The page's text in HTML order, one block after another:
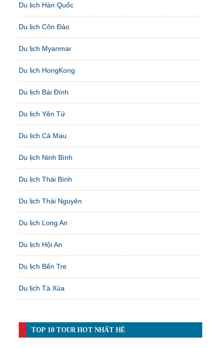
Du lịch Hàn Quốc
Du lịch Côn Đảo
Du lịch Myanmar
Du lịch HongKong
Du lịch Bái Đính
Du lịch Yên Tử
Du lịch Cà Mau
Du lịch Ninh Bình
Du lịch Thái Bình
Du lịch Thái Nguyên
Du lịch Long An
Du lịch Hội An
Du lịch Bến Tre
Du lịch Tà Xùa
TOP 10 TOUR HOT NHẤT HÈ